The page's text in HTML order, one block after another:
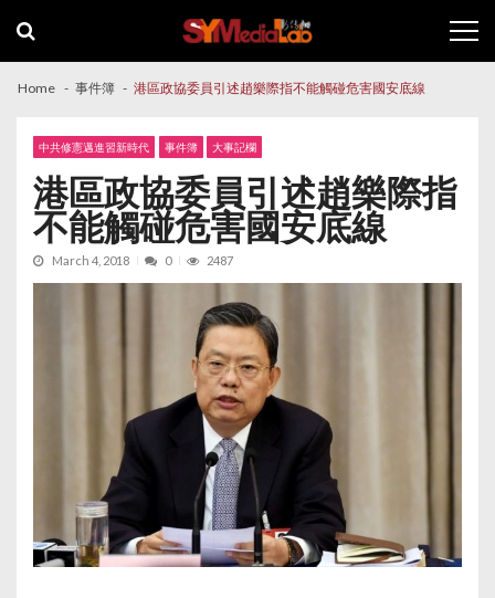
navigation
content
Home 事件簿 港區政協委員引述趙樂際指不能觸碰危害國安底線
中共修憲邁進習新時代 事件簿 大事記欄
港區政協委員引述趙樂際指
不能觸碰危害國安底線
March 4, 2018 0 2487